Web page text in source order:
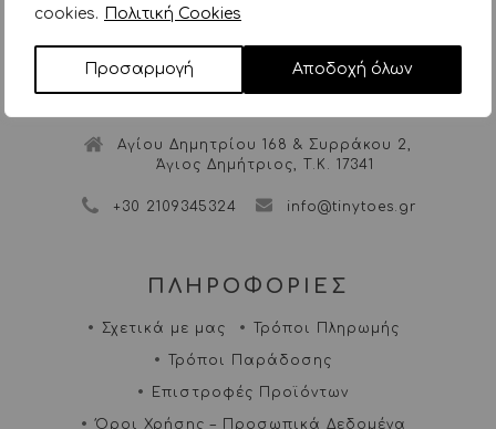
cookies. Πολιτική Cookies
Προσαρμογή Αποδοχή όλων
Αγίου Δημητρίου 168 & Συρράκου 2,
Άγιος Δημήτριος, Τ.Κ. 17341
+30 2109345324 info@tinytoes.gr
ΠΛΗΡΟΦΟΡΙΕΣ
Σχετικά με μας Τρόποι Πληρωμής
Τρόποι Παράδοσης
Επιστροφές Προϊόντων
Όροι Χρήσης – Προσωπικά Δεδομένα